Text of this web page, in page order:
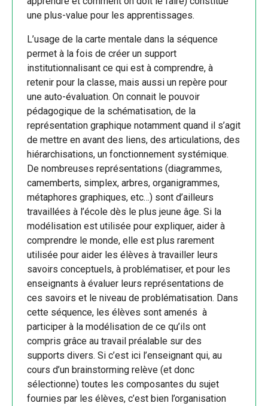
une plus-value pour les apprentissages.
L’usage de la carte mentale dans la séquence
permet à la fois de créer un support
institutionnalisant ce qui est à comprendre, à
retenir pour la classe, mais aussi un repère pour
une auto-évaluation. On connait le pouvoir
pédagogique de la schématisation, de la
représentation graphique notamment quand il s’agit
de mettre en avant des liens, des articulations, des
hiérarchisations, un fonctionnement systémique.
De nombreuses représentations (diagrammes,
camemberts, simplex, arbres, organigrammes,
métaphores graphiques, etc…) sont d’ailleurs
travaillées à l’école dès le plus jeune âge. Si la
modélisation est utilisée pour expliquer, aider à
comprendre le monde, elle est plus rarement
utilisée pour aider les élèves à travailler leurs
savoirs conceptuels, à problématiser, et pour les
enseignants à évaluer leurs représentations de
ces savoirs et le niveau de problématisation. Dans
cette séquence, les élèves sont amenés à
participer à la modélisation de ce qu’ils ont
compris grâce au travail préalable sur des
supports divers. Si c’est ici l’enseignant qui, au
cours d’un brainstorming relève (et donc
sélectionne) toutes les composantes du sujet
fournies par les élèves, c’est bien l’organisation